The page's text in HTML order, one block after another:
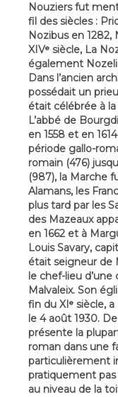
Nouziers fut
fil des siècles :
Nozibus en 1282,
XIVᵉ siècle, La
également
Dans l’ancien
possédait un
était célébrée à
L’abbé de
en 1558 et en
période gallo-
romain (476)
(987), la Marche
Alamans, les
plus tard par les
des Mazeaux
en 1662 et à
Louis Savary,
était seigneur de
le chef-lieu
Malvaleix. Son
fin du XIᵉ siècle,
le 4 août 1930.
présente la
roman dans une
particulièrement
pratiquement pas
au niveau de la